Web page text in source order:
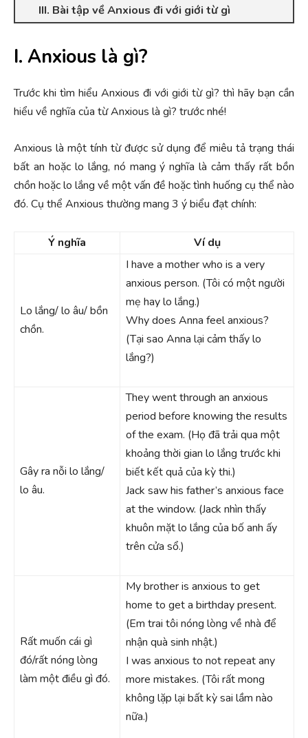
III. Bài tập về Anxious đi với giới từ gì
I. Anxious là gì?
Trước khi tìm hiểu Anxious đi với giới từ gì? thì hãy bạn cần
hiểu về nghĩa của từ Anxious là gì? trước nhé!
Anxious là một tính từ được sử dụng để miêu tả trạng thái
bất an hoặc lo lắng, nó mang ý nghĩa là cảm thấy rất bồn
chồn hoặc lo lắng về một vấn đề hoặc tình huống cụ thể nào
đó. Cụ thể Anxious thường mang 3 ý biểu đạt chính:
Ý nghĩa Ví dụ
Lo lắng/ lo âu/ bồn
chồn.
I have a mother who is a very
anxious person. (Tôi có một người
mẹ hay lo lắng.)
Why does Anna feel anxious?
(Tại sao Anna lại cảm thấy lo
lắng?)
Gây ra nỗi lo lắng/
lo âu.
They went through an anxious
period before knowing the results
of the exam. (Họ đã trải qua một
khoảng thời gian lo lắng trước khi
biết kết quả của kỳ thi.)
Jack saw his father’s anxious face
at the window. (Jack nhìn thấy
khuôn mặt lo lắng của bố anh ấy
trên cửa sổ.)
Rất muốn cái gì
đó/rất nóng lòng
làm một điều gì đó.
My brother is anxious to get
home to get a birthday present.
(Em trai tôi nóng lòng về nhà để
nhận quà sinh nhật.)
I was anxious to not repeat any
more mistakes. (Tôi rất mong
không lặp lại bất kỳ sai lầm nào
nữa.)